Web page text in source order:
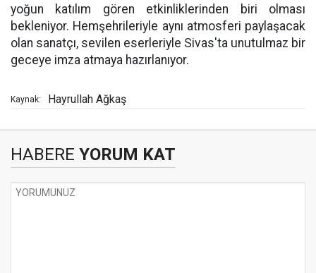
yoğun katılım gören etkinliklerinden biri olması
bekleniyor. Hemşehrileriyle aynı atmosferi paylaşacak
olan sanatçı, sevilen eserleriyle Sivas'ta unutulmaz bir
geceye imza atmaya hazırlanıyor.
Kaynak: Hayrullah Ağkaş
HABERE YORUM KAT